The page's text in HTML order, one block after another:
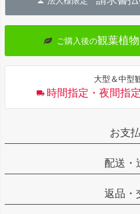
ご購入後の観葉植
大型＆中型
時間指定・夜間指
お支
配送・
返品・